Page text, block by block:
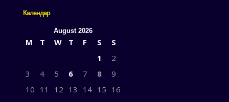
Календар
August 2026
M T W T F S
S
1
2
3
4 5 6 7 8
9
10 11 12 13 14 15 16